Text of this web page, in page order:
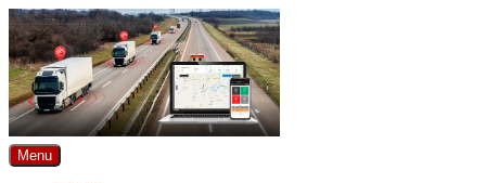
Skip
to
content
Menu